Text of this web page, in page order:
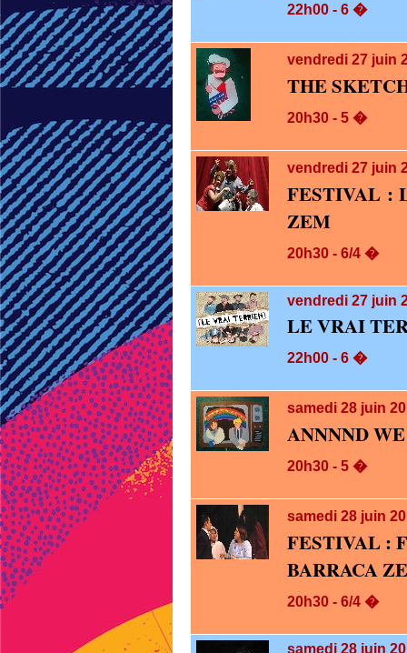
22h00 - 6 �
vendredi 27 juin
THE
20h30 - 5 �
vendredi 27 juin
FESTIVAL :
ZEM
20h30 - 6/4 �
vendredi 27 juin
LE VRAI
22h00 - 6 �
samedi 28 juin
ANNNND
20h30 - 5 �
samedi 28 juin
FESTIVAL :
BARRACA
20h30 - 6/4 �
samedi 28 juin